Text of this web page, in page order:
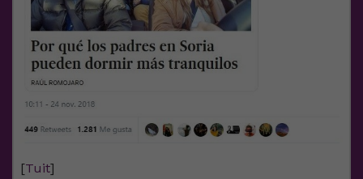
[Tuit]